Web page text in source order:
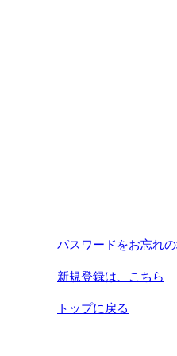
パスワードをお忘れ
新規登録は、こちら
トップに戻る